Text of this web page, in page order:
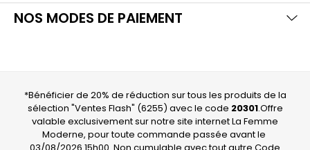
NOS MODES DE PAIEMENT
*Bénéficier de 20% de réduction sur tous les produits de la
sélection "Ventes Flash" (6255) avec le code 20301.Offre
valable exclusivement sur notre site internet La Femme
Moderne, pour toute commande passée avant le
03/08/2026 15h00. Non cumulable avec tout autre Code